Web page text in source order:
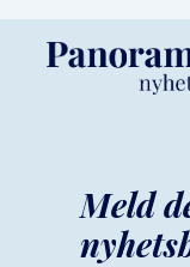
Meld